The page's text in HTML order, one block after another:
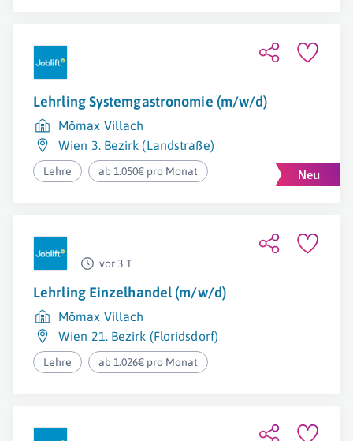
Lehrling Systemgastronomie (m/w/d)
Mömax Villach
Wien 3. Bezirk (Landstraße)
Lehre ab 1.050€ pro Monat
vor 3 T
Lehrling Einzelhandel (m/w/d)
Mömax Villach
Wien 21. Bezirk (Floridsdorf)
Lehre ab 1.026€ pro Monat